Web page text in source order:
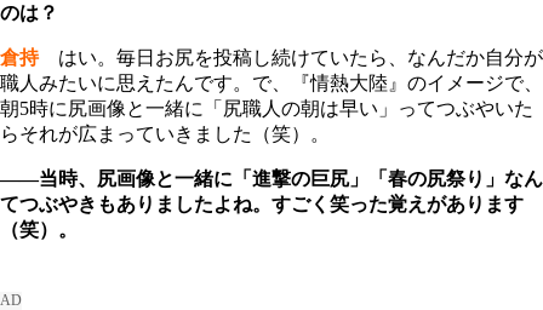
のは？
倉持はい。毎日お尻を投稿し続けていたら、なんだか自分が
職人みたいに思えたんです。で、『情熱大陸』のイメージで、
朝5時に尻画像と一緒に「尻職人の朝は早い」ってつぶやいた
らそれが広まっていきました（笑）。
――当時、尻画像と一緒に「進撃の巨尻」「春の尻祭り」なん
てつぶやきもありましたよね。すごく笑った覚えがあります
（笑）。